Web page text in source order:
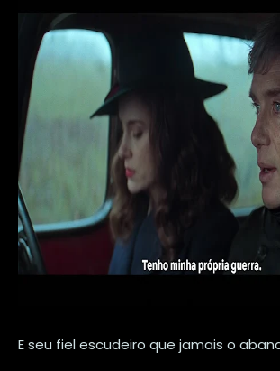
E seu fiel escudeiro que jamais o